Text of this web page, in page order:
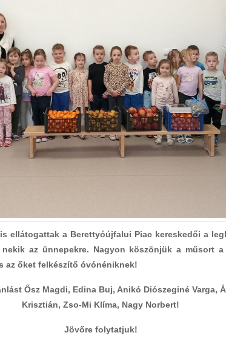
ellátogattak a Berettyóújfalui Piac kereskedői a
az ünnepekre. Nagyon köszönjük a műsort a
az őket felkészítő óvónéniknek!
Ősz Magdi, Edina Buj, Anikó Diószeginé Varga,
Krisztián, Zso-Mi Klíma, Nagy Norbert!
Jövőre folytatjuk!